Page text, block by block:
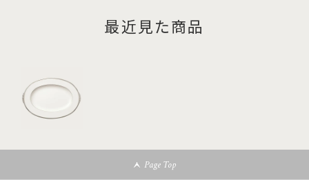
最近見た商品
Page Top